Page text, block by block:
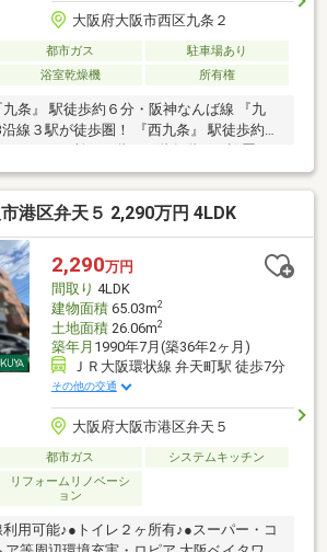
大阪府大阪市西区九条２
都市ガス
駐車場あり
浴室乾燥機 所有権
条』 駅徒歩約６分・阪神なんば線 『九
線３駅が徒歩圏！ 『西九条』 駅徒歩約１
時や２世帯での 生活にも快適です。（掲
記載されていますが３ヶ所です）■駐車場
付きです。 ガレージは３台駐車
型車）■室内は丁寧に使用されており改装
の対応も可能です。（支持中文）（お問
ームサービス株式会社 大阪駅前支店 ０
６‐６１４７‐８５１６ 担当：何（ホ）
港区弁天５ 2,290万円 4LDK
2,290万円
間取り 4LDK
建物面積65.03m2
土地面積26.06m2
築年月 1990年7月(築36年2ヶ月)
ＪＲ大阪環状線 弁天町駅 徒歩7分
その他の交通
大阪府大阪市港区弁天５
都市ガス システムキッチン
リフォームリノベーシ
ョン
用可能♪●トイレ２ヶ所有♪●スーパー・コ